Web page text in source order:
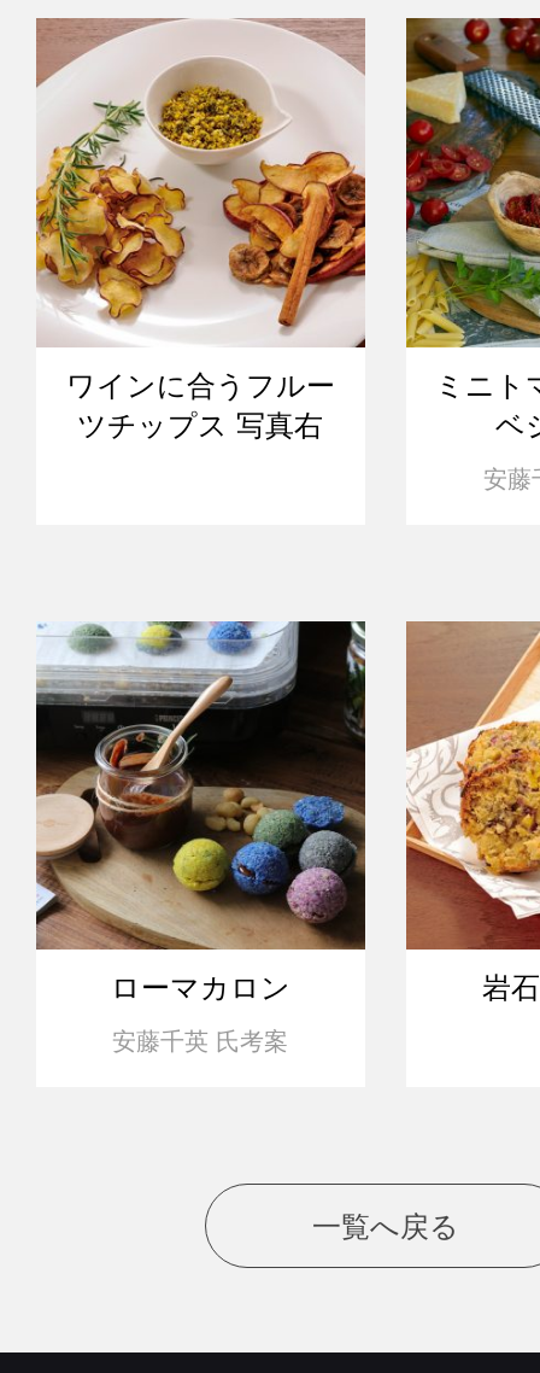
ワインに合うフルー
ツチップス 写真右
ミニト
ベ
安藤
ローマカロン
安藤千英 氏考案
岩
一覧へ戻る